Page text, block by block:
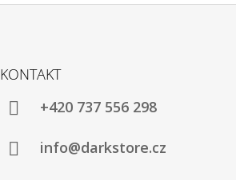
KONTAKT
+420 737 556 298
info@darkstore.cz